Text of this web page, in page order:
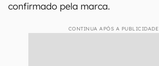
confirmado pela marca.
CONTINUA APÓS A PUBLICIDADE